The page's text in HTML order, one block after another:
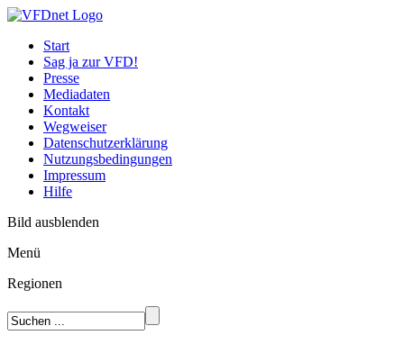
Start
Sag ja zur VFD!
Presse
Mediadaten
Kontakt
Wegweiser
Datenschutzerklärung
Nutzungsbedingungen
Impressum
Hilfe
Bild ausblenden
Menü
Regionen